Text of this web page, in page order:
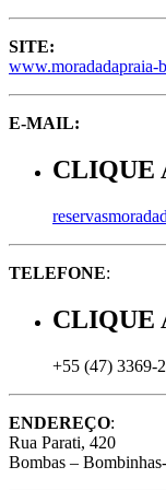
SITE:
www.moradadapraia-
E-MAIL:
CLIQUE
TELEFONE:
CLIQUE
+55 (47) 3369-
ENDEREÇO:
Rua Parati, 420
Bombas –